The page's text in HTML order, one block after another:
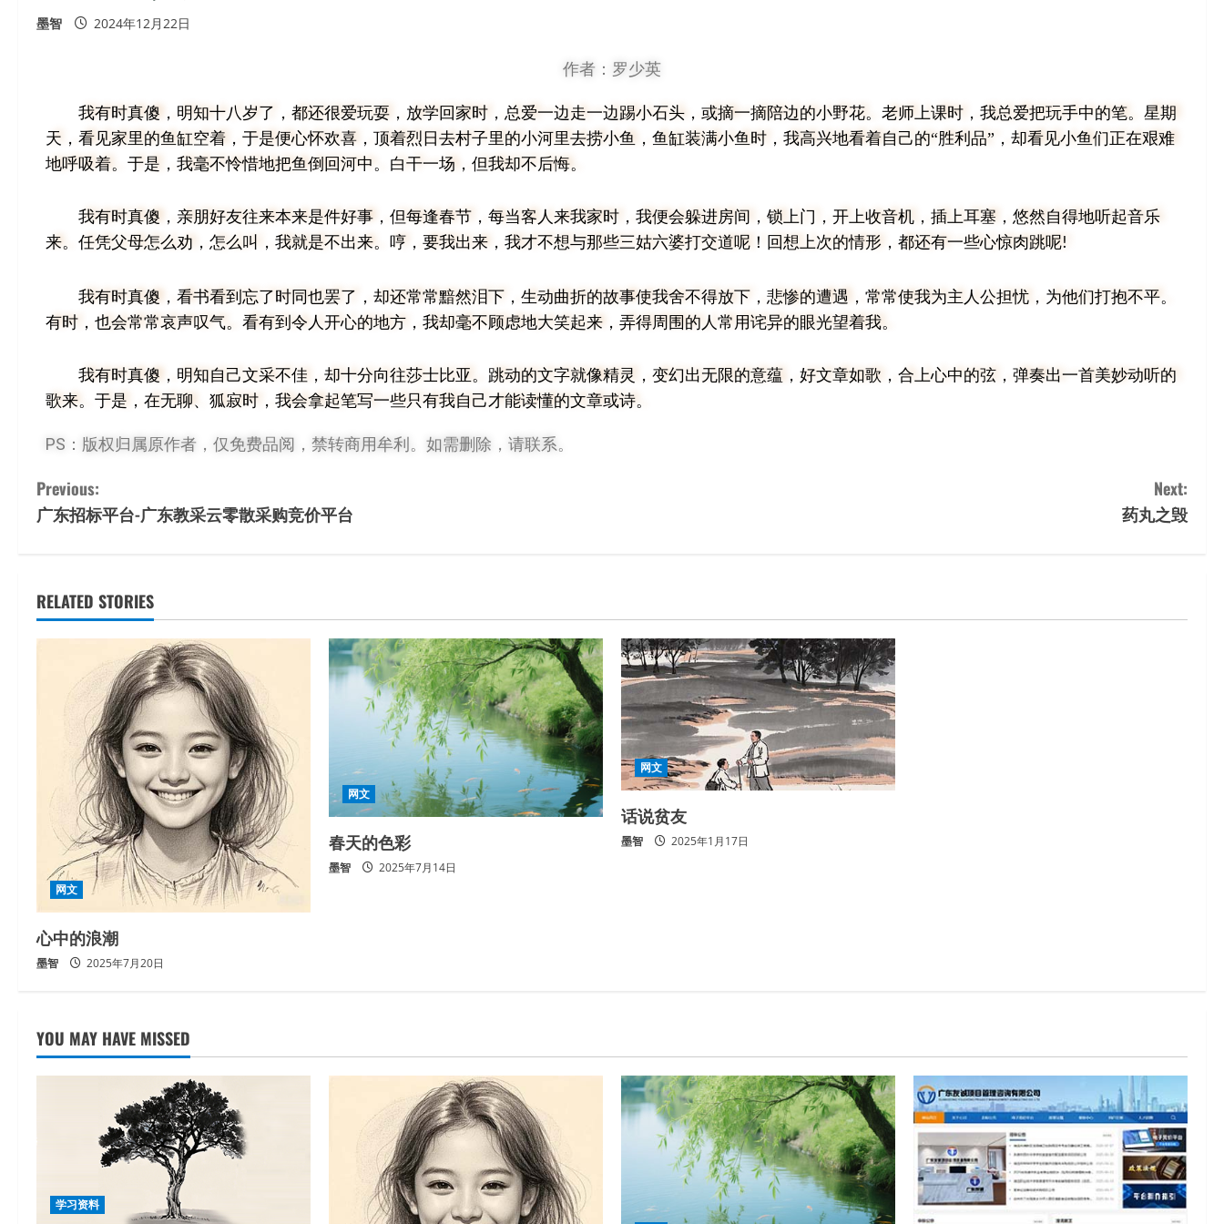
墨智 2024年12月22日
作者：罗少英
我有时真傻，明知十八岁了，都还很爱玩耍，放学回家时，总爱一边走一边踢小石头，或摘一摘陪边的小野花。老师上课时，我总爱把玩手中的笔。星期
天，看见家里的鱼缸空着，于是便心怀欢喜，顶着烈日去村子里的小河里去捞小鱼，鱼缸装满小鱼时，我高兴地看着自己的“胜利品”，却看见小鱼们正在艰难
地呼吸着。于是，我毫不怜惜地把鱼倒回河中。白干一场，但我却不后悔。
我有时真傻，亲朋好友往来本来是件好事，但每逢春节，每当客人来我家时，我便会躲进房间，锁上门，开上收音机，插上耳塞，悠然自得地听起音乐
来。任凭父母怎么劝，怎么叫，我就是不出来。哼，要我出来，我才不想与那些三姑六婆打交道呢 ！ 回想上次的情形，都还有一些心惊肉跳呢!
我有时真傻，看书看到忘了时同也罢了，却还常常黯然泪下，生动曲折的故事使我舍不得放下，悲惨的遭遇，常常使我为主人公担忧，为他们打抱不平。
有时，也会常常哀声叹气。看有到令人开心的地方，我却毫不顾虑地大笑起来，弄得周围的人常用诧异的眼光望着我。
我有时真傻，明知自己文采不佳，却十分向往莎士比亚。跳动的文字就像精灵，变幻出无限的意蕴，好文章如歌，合上心中的弦，弹奏出一首美妙动听的
歌来。于是，在无聊、狐寂时，我会拿起笔写一些只有我自己才能读懂的文章或诗。
PS：版权归属原作者，仅免费品阅，禁转商用牟利。如需删除，请联系。
Previous:
广东招标平台-广东教采云零散采购竞价平台
Next:
药丸之毁
RELATED STORIES
网文
心中的浪潮
墨智 2025年7月20日
网文
春天的色彩
墨智 2025年7月14日
网文
话说贫友
墨智 2025年1月17日
YOU MAY HAVE MISSED
学习资料